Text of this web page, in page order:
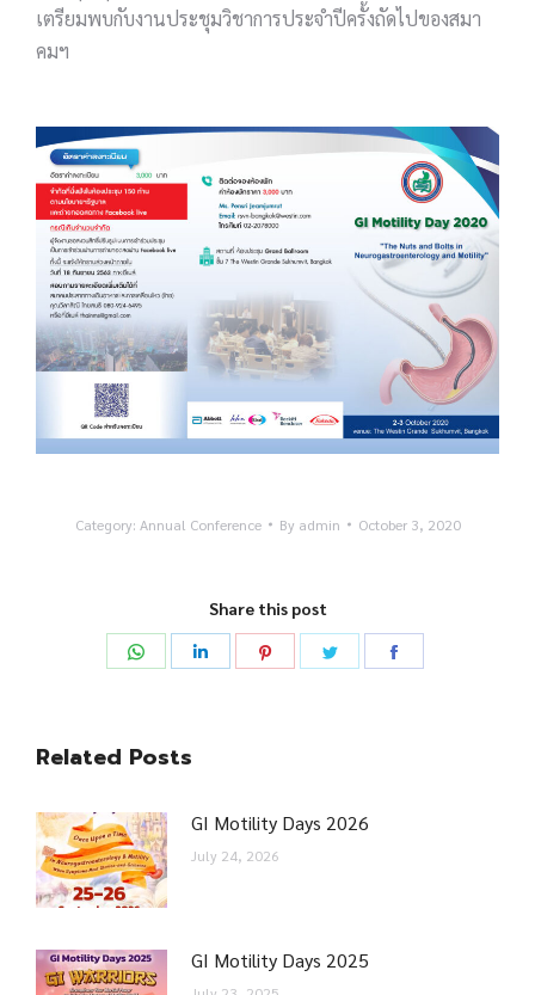
เตรียมพบกับงานประชุมวิชาการประจำปีครั้งถัดไปของสมา
คมฯ
Category: Annual Conference By admin October 3, 2020
Share this post
Related Posts
GI Motility Days 2026
July 24, 2026
GI Motility Days 2025